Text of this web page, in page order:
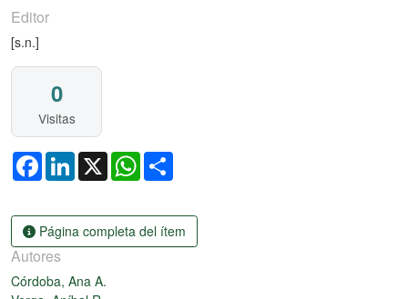
Editor
[s.n.]
0
Visitas
FacebookLinkedIn
X WhatsApp
Página completa del ítem
Autores
Córdoba, Ana A.